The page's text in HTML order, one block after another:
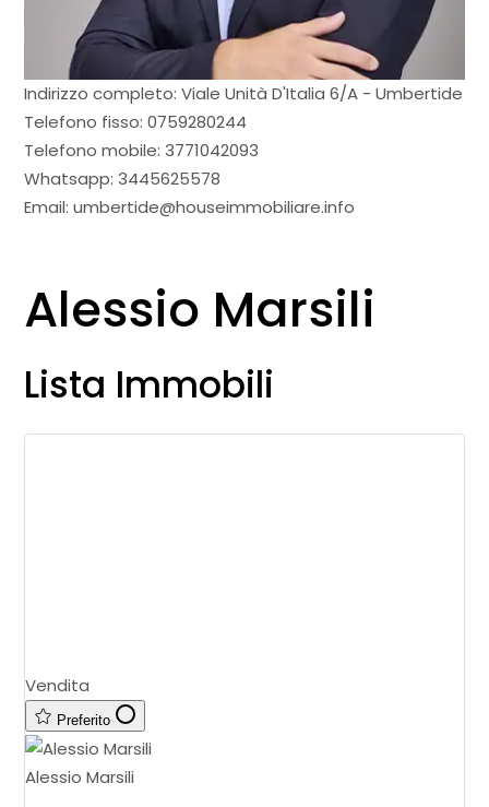
Indirizzo completo:Viale Unità D'Italia 6/A - Umbertide
Telefono fisso:0759280244
Telefono mobile:3771042093
Whatsapp:3445625578
Email:umbertide@houseimmobiliare.info
Alessio Marsili
Lista Immobili
Vendita
Preferito
Alessio Marsili